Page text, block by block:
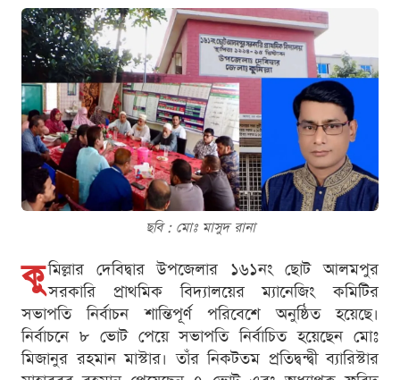
ছবি : মোঃ মাসুদ রানা
কু মিল্লার দেবিদ্বার উপজেলার ১৬১নং ছোট আলমপুর
সরকারি প্রাথমিক বিদ্যালয়ের ম্যানেজিং কমিটির
সভাপতি নির্বাচন শান্তিপূর্ণ পরিবেশে অনুষ্ঠিত হয়েছে।
নির্বাচনে ৮ ভোট পেয়ে সভাপতি নির্বাচিত হয়েছেন মোঃ
মিজানুর রহমান মাস্টার। তাঁর নিকটতম প্রতিদ্বন্দ্বী ব্যারিস্টার